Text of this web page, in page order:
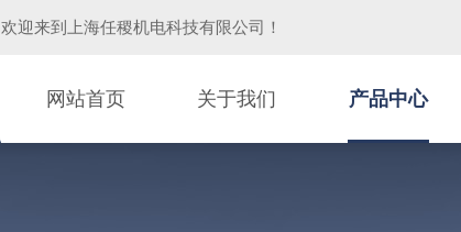
欢迎来到 上海任稷机电科技有限公司 ！
网站首页 关于我们 产品中心